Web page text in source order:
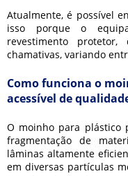
Atualmente, é possível
isso porque o
revestimento
chamativas, variando
Como funciona o
acessível de
O moinho para plástico
fragmentação de
lâminas altamente
em diversas partículas